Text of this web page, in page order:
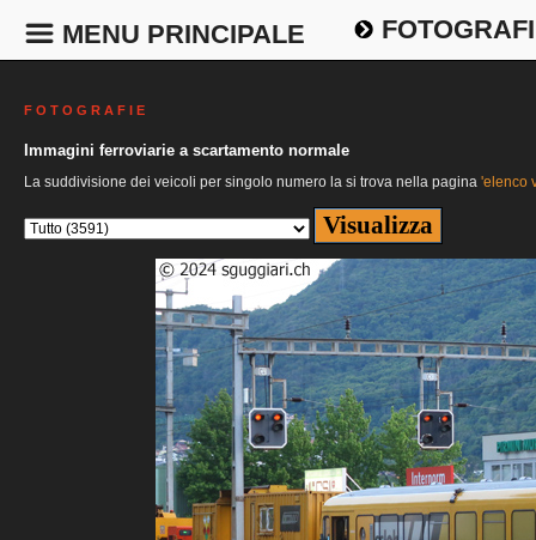
MENU PRINCIPALE
F O T O G R A F I E
Immagini ferroviarie a scartamento normale
La suddivisione dei veicoli per singolo numero la si trova nella pagina 'elenco